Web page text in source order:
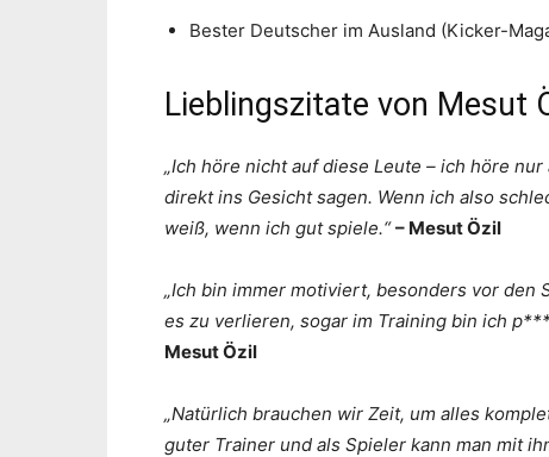
Bester Deutscher im Ausland (Kicker-
Lieblingszitate von Mesut
„Ich höre nicht auf diese Leute – ich höre
direkt ins Gesicht sagen. Wenn ich also
weiß, wenn ich gut spiele.“– Mesut Özil
„Ich bin immer motiviert, besonders vor den
es zu verlieren, sogar im Training bin ich
Mesut Özil
„Natürlich brauchen wir Zeit, um alles
guter Trainer und als Spieler kann man mit